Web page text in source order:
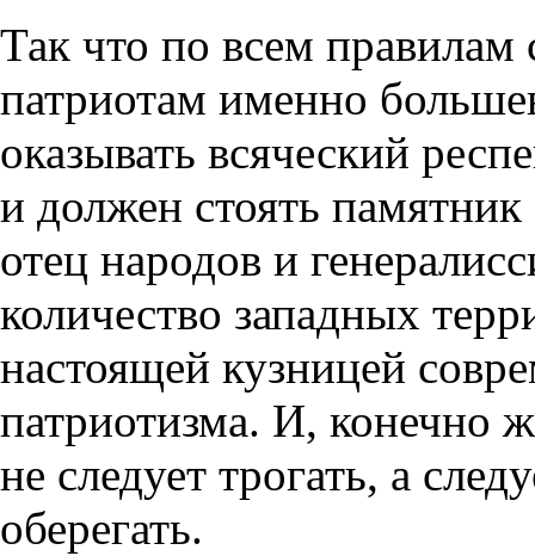
Так что по всем правилам
патриотам именно
оказывать всяческий
и должен стоять
отец народов и
количество западных
настоящей кузницей
патриотизма. И, конечно
не следует трогать, а
оберегать.